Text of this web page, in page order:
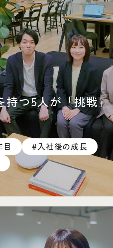
ージ遷移します。
持つ5人が「挑戦
#入社後の成長
ページ遷移します。